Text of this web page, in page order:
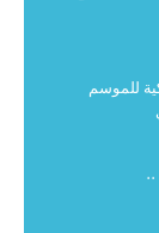
للموسم
للموسم